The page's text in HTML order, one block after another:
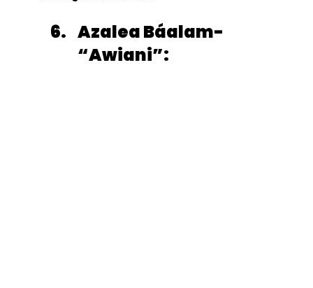
Azalea Báalam-
“Awiani”: